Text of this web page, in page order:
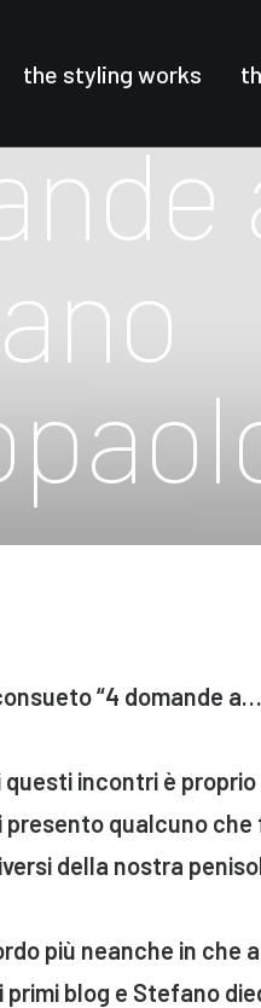
the styling works
“4 domande
incontri è
qualcuno che
della nostra
più neanche in che
blog e Stefano